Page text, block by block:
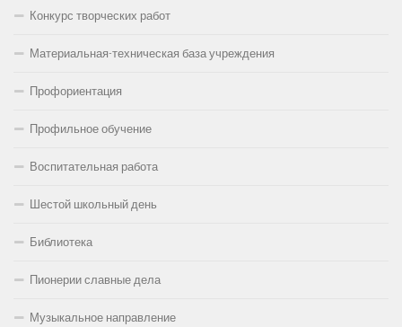
Конкурс творческих работ
Материальная-техническая база учреждения
Профориентация
Профильное обучение
Воспитательная работа
Шестой школьный день
Библиотека
Пионерии славные дела
Музыкальное направление